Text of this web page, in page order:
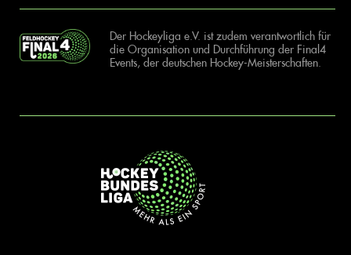
Der Hockeyliga e.V. ist zudem verantwortlich für
die Organisation und Durchführung der Final4
Events, der deutschen Hockey-Meisterschaften.